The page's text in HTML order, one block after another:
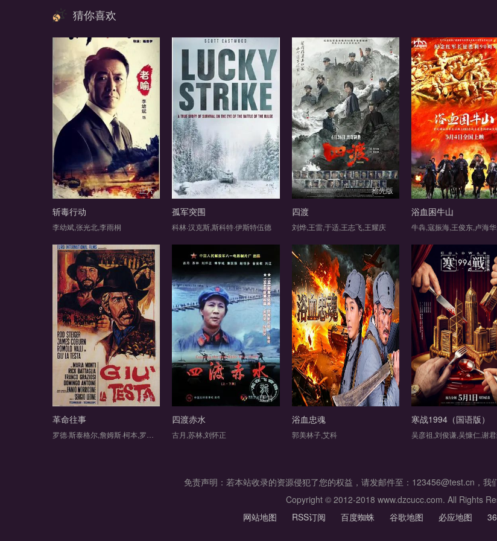
猜你喜欢
正片
斩毒行动
李幼斌,张光北,李雨桐
正片
孤军突围
科林·汉克斯,斯科特·伊斯特伍德
抢先版
四渡
刘烨,王雷,于适,王志飞,王耀庆
浴血困牛山
正片
革命往事
正片
四渡赤水
古月,苏林,刘怀正
正片
浴血忠魂
郭美林子,艾科
寒战1994（国语版）
免责声明：若本站收录的资源侵犯了您的权益，请发邮件至：123456@test.cn，我
Copyright © 2012-2018 www.dzcucc.com. All Rights
网站地图
RSS订阅 百度蜘蛛 谷歌地图 必应地图